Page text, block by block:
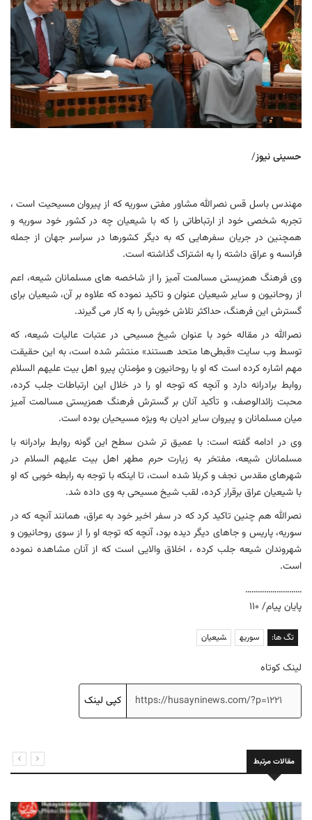
حسینی نیوز/
مهندس باسل قس نصرالله مشاور مفتی سوریه که از پیروان مسیحیت است ،
تجربه شخصی خود از ارتباطاتی را که با شیعیان چه در کشور خود سوریه و
همچنین در جریان سفرهایی که به دیگر کشورها در سراسر جهان از جمله
فرانسه و عراق داشته را به اشتراک گذاشته است.
وی فرهنگ همزیستی مسالمت آمیز را از شاخصه های مسلمانان شیعه، اعم
از روحانیون و سایر شیعیان عنوان و تاکید نموده که علاوه بر آن، شیعیان برای
گسترش این فرهنگ، حداکثر تلاش خویش را به کار می گیرند.
نصرالله در مقاله خود با عنوان شیخ مسیحی در عتبات عالیات شیعه، که
توسط وب سایت «قبطی‌ها متحد هستند» منتشر شده است، به این حقیقت
مهم اشاره کرده است که او با روحانیون و مؤمنانِ پیرو اهل بیت علیهم السلام
روابط برادرانه دارد و آنچه که توجه او را در خلال این ارتباطات جلب کرده،
محبت زائدالوصف، و تأكيد آنان بر گسترش فرهنگ همزيستی مسالمت آميز
میان مسلمانان و پیروان سایر ادیان به ویژه مسیحیان بوده است.
وی در ادامه گفته است: با عمیق تر شدن سطح این گونه روابط برادرانه با
مسلمانان شیعه، مفتخر به زیارت حرم مطهر اهل بیت علیهم السلام در
شهرهای مقدس نجف و کربلا شده است، تا اینکه با توجه به رابطه خوبی که او
با شیعیان عراق برقرار کرده، لقب شیخ مسیحی به وی داده شد.
نصرالله هم چنین تاکید کرد که در سفر اخیر خود به عراق، همانند آنچه که در
سوریه، پاریس و جاهای دیگر دیده بود، آنچه که توجه او را از سوی روحانیون و
شهروندان شیعه جلب کرده ، اخلاق والایی است که از آنان مشاهده نموده
است.
………………………
پایان پیام/ ۱۱۰
تگ ها: سوریه شیعیان
لینک کوتاه
کپی لینک
مقالات مرتبط